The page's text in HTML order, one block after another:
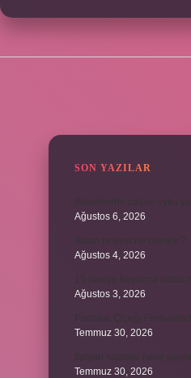
SON YAZILAR
Ağustos 6, 2026
Ağustos 4, 2026
Ağustos 3, 2026
Temmuz 30, 2026
Temmuz 30, 2026